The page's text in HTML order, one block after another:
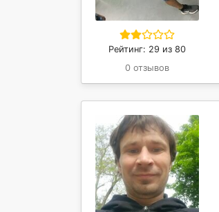
Рейтинг: 29 из 80
0 отзывов